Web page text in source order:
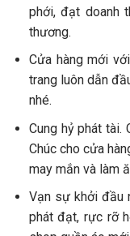
phới, đạt doanh
thương.
Cửa hàng mới
trang luôn dẫn
nhé.
Cung hỷ phát tài.
Chúc cho cửa
may mắn và làm
Vạn sự khởi đầu
phát đạt, rực rỡ